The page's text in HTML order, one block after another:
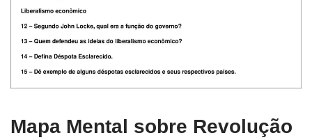
Mapa Mental sobre Revolução